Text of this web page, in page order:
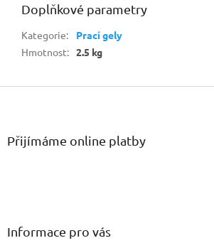
Doplňkové parametry
Kategorie:
Prací gely
Hmotnost: 2.5 kg
Z
Přijímáme online platby
Informace pro vás